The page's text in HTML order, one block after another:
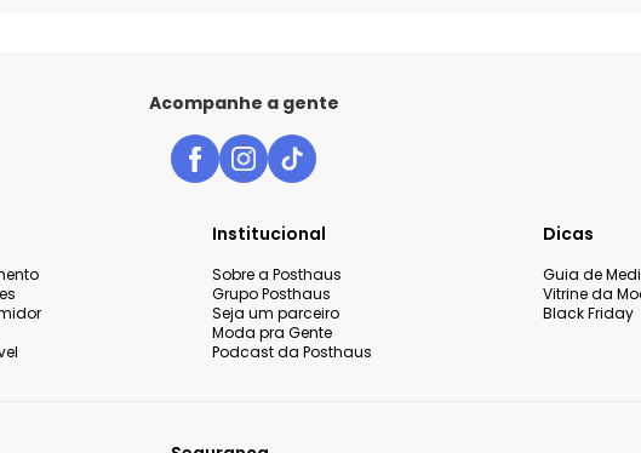
Acompanhe a gente
Institucional
Sobre a Posthaus
Grupo Posthaus
Seja um parceiro
Moda pra Gente
Podcast da Posthaus
Dicas
Guia de
Vitrine da
Black Friday